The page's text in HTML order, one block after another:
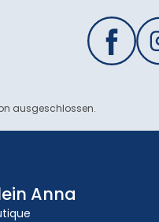
ausgeschlossen.
Anna